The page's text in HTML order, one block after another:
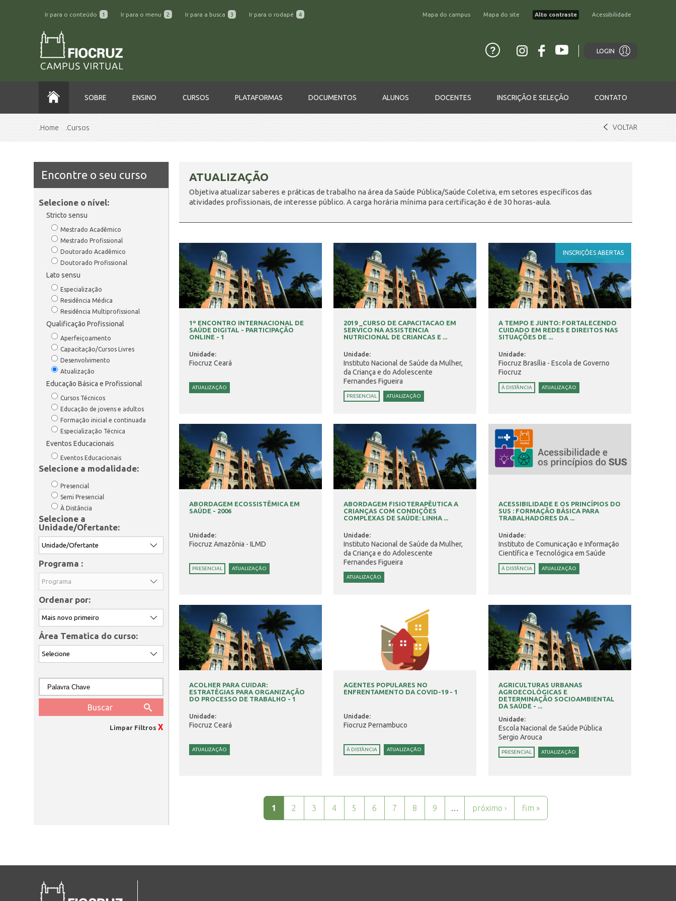
Ir para o conteúdo 1 Ir para o menu 2 Ir para a busca 3 Ir para o rodapé 4 Mapa do campus Mapa do site Alto contraste Acessibilidade
LOGIN
SOBRE ENSINO CURSOS PLATAFORMAS DOCUMENTOS ALUNOS DOCENTES INSCRIÇÃO E SELEÇÃO CONTATO
Home Cursos VOLTAR
Encontre o seu curso
Selecione o nível:
Stricto sensu
Mestrado Acadêmico
Mestrado Profissional
Doutorado Acadêmico
Doutorado Profissional
Lato sensu
Especialização
Residência Médica
Residência Multiprofissional
Qualificação Profissional
Aperfeiçoamento
Capacitação/Cursos Livres
Desenvolvimento
Atualização
Educação Básica e Profissional
Cursos Técnicos
Educação de jovens e adultos
Formação inicial e continuada
Especialização Técnica
Eventos Educacionais
Eventos Educacionais
Selecione a modalidade:
Presencial
Semi Presencial
À Distância
Selecione a
Unidade/Ofertante:
Programa :
Ordenar por:
Área Tematica do curso:
Limpar Filtros X
ATUALIZAÇÃO
Objetiva atualizar saberes e práticas de trabalho na área da Saúde Pública/Saúde Coletiva, em setores específicos das
atividades profissionais, de interesse público. A carga horária mínima para certificação é de 30 horas-aula.
1º ENCONTRO INTERNACIONAL DE
SAÚDE DIGITAL - PARTICIPAÇÃO
ONLINE - 1
Unidade:
Fiocruz Ceará
ATUALIZAÇÃO
2019 _CURSO DE CAPACITACAO EM
SERVICO NA ASSISTENCIA
NUTRICIONAL DE CRIANCAS E ...
Unidade:
Instituto Nacional de Saúde da Mulher,
da Criança e do Adolescente
Fernandes Figueira
PRESENCIAL ATUALIZAÇÃO
INSCRIÇÕES ABERTAS
A TEMPO E JUNTO: FORTALECENDO
CUIDADO EM REDES E DIREITOS NAS
SITUAÇÕES DE ...
Unidade:
Fiocruz Brasília - Escola de Governo
Fiocruz
À DISTÂNCIA ATUALIZAÇÃO
ABORDAGEM ECOSSISTÊMICA EM
SAÚDE - 2006
Unidade:
Fiocruz Amazônia - ILMD
PRESENCIAL ATUALIZAÇÃO
ABORDAGEM FISIOTERAPÊUTICA A
CRIANÇAS COM CONDIÇÕES
COMPLEXAS DE SAÚDE: LINHA ...
Unidade:
Instituto Nacional de Saúde da Mulher,
da Criança e do Adolescente
Fernandes Figueira
ATUALIZAÇÃO
ACESSIBILIDADE E OS PRINCÍPIOS DO
SUS : FORMAÇÃO BÁSICA PARA
TRABALHADORES DA ...
Unidade:
Instituto de Comunicação e Informação
Científica e Tecnológica em Saúde
À DISTÂNCIA ATUALIZAÇÃO
ACOLHER PARA CUIDAR:
ESTRATÉGIAS PARA ORGANIZAÇÃO
DO PROCESSO DE TRABALHO - 1
Unidade:
Fiocruz Ceará
ATUALIZAÇÃO
AGENTES POPULARES NO
ENFRENTAMENTO DA COVID-19 - 1
Unidade:
Fiocruz Pernambuco
À DISTÂNCIA ATUALIZAÇÃO
AGRICULTURAS URBANAS
AGROECOLÓGICAS E
DETERMINAÇÃO SOCIOAMBIENTAL
DA SAÚDE - ...
Unidade:
Escola Nacional de Saúde Pública
Sergio Arouca
PRESENCIAL ATUALIZAÇÃO
1 2 3 4 5 6 7 8 9 … próximo › fim »